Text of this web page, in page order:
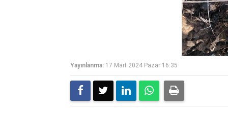
Yayınlanma: 17 Mart 2024 Pazar 16:35